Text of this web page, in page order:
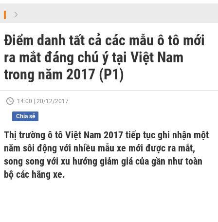
Điểm danh tất cả các mẫu ô tô mới
ra mắt đáng chú ý tại Việt Nam
trong năm 2017 (P1)
14:00 | 20/12/2017
Chia sẻ
Thị trường ô tô Việt Nam 2017 tiếp tục ghi nhận một
năm sôi động với nhiều mẫu xe mới được ra mắt,
song song với xu hướng giảm giá của gần như toàn
bộ các hãng xe.